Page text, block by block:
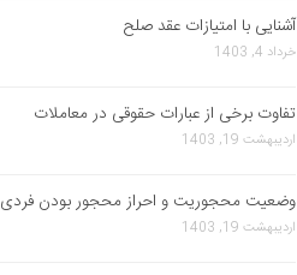
آشنایی با امتیازات عقد صلح
خرداد 4, 1403
تفاوت برخی از عبارات حقوقی در معاملات
اردیبهشت 19, 1403
وضعیت محجوریت و احراز محجور بودن فردی
اردیبهشت 19, 1403